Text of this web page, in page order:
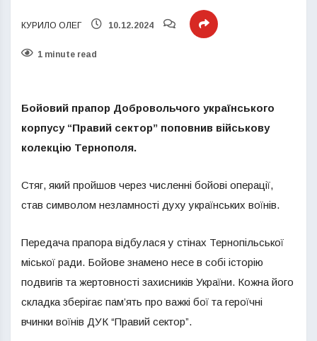
КУРИЛО ОЛЕГ 10.12.2024
1 minute read
Бойовий прапор Добровольчого українського
корпусу “Правий сектор” поповнив військову
колекцію Тернополя.
Стяг, який пройшов через численні бойові операції,
став символом незламності духу українських воїнів.
Передача прапора відбулася у стінах Тернопільської
міської ради. Бойове знамено несе в собі історію
подвигів та жертовності захисників України. Кожна його
складка зберігає пам’ять про важкі бої та героїчні
вчинки воїнів ДУК “Правий сектор”.